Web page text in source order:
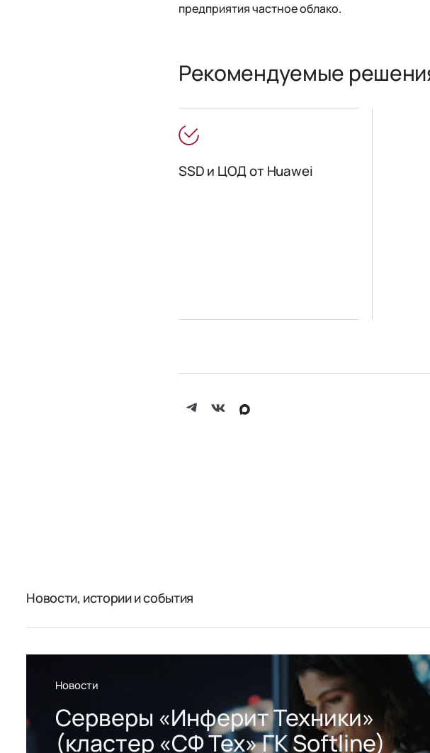
предприятия частное облако.
Рекомендуемые
SSD и ЦОД от Huawei
Новости, истории и события
Новости
Серверы «Инферит Техники»
(кластер «СФ Тех» ГК Softline)